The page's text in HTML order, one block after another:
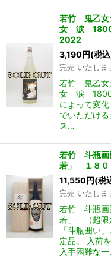
若竹 鬼乙
女 涙
2022
3,190円(税
完売 いたしま
若竹 鬼乙
女 涙
によって変
でいただけ
ス…
若竹 斗瓶
若」 １８０
11,550円(税
完売 いたしま
若竹 斗瓶
若」 （超限
「斗瓶囲い
定品。 入荷
入手困難な